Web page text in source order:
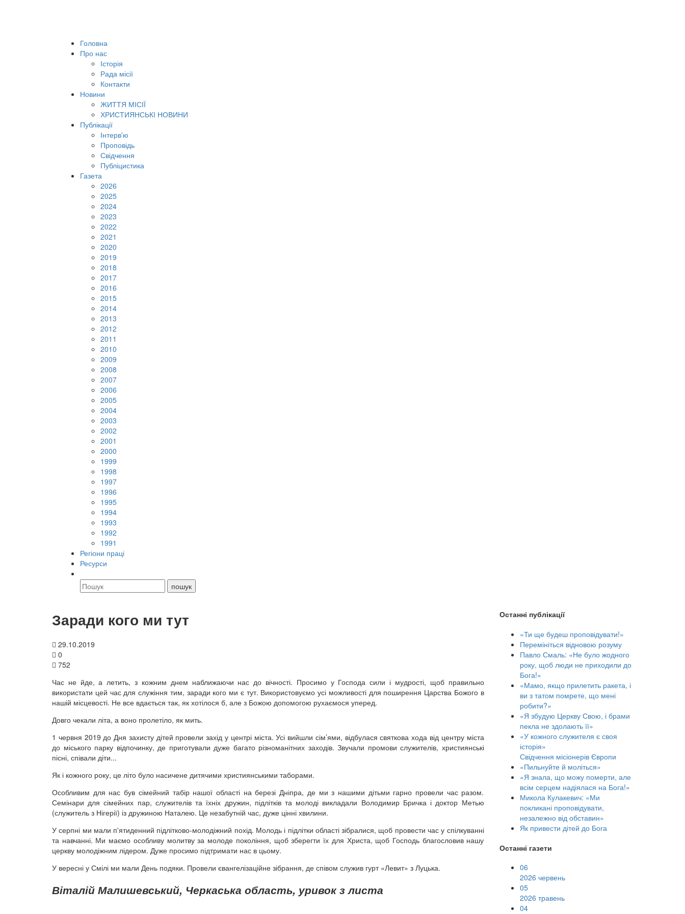
Головна
Про нас
Історія
Рада місії
Контакти
Новини
ЖИТТЯ МІСІЇ
ХРИСТИЯНСЬКІ НОВИНИ
Публікації
Інтерв'ю
Проповідь
Свідчення
Публіцистика
Газета
2026
2025
2024
2023
2022
2021
2020
2019
2018
2017
2016
2015
2014
2013
2012
2011
2010
2009
2008
2007
2006
2005
2004
2003
2002
2001
2000
1999
1998
1997
1996
1995
1994
1993
1992
1991
Регіони праці
Ресурси
Заради кого ми тут
29.10.2019
0
752
Час не йде, а летить, з кожним днем наближаючи нас до вічності. Просимо у Господа сили і мудрості, щоб правильно
використати цей час для служіння тим, заради кого ми є тут. Використовуємо усі можливості для поширення Царства Божого в
нашій місцевості. Не все вдається так, як хотілося б, але з Божою допомогою рухаємося уперед.
Довго чекали літа, а воно пролетіло, як мить.
1 червня 2019 до Дня захисту дітей провели захід у центрі міста. Усі вийшли сім’ями, відбулася святкова хода від центру міста
до міського парку відпочинку, де приготували дуже багато різноманітних заходів. Звучали промови служителів, християнські
пісні, співали діти...
Як і кожного року, це літо було насичене дитячими християнськими таборами.
Особливим для нас був сімейний табір нашої області на березі Дніпра, де ми з нашими дітьми гарно провели час разом.
Семінари для сімейних пар, служителів та їхніх дружин, підлітків та молоді викладали Володимир Бричка і доктор Метью
(служитель з Нігерії) із дружиною Наталею. Це незабутній час, дуже цінні хвилини.
У серпні ми мали п'ятиденний підлітково-молодіжний похід. Молодь і підлітки області зібралися, щоб провести час у спілкуванні
та навчанні. Ми маємо особливу молитву за молоде покоління, щоб зберегти їх для Христа, щоб Господь благословив нашу
церкву молодіжним лідером. Дуже просимо підтримати нас в цьому.
У вересні у Смілі ми мали День подяки. Провели євангелізаційне зібрання, де співом служив гурт «Левит» з Луцька.
Віталій Малишевський, Черкаська область, уривок з листа
Останні публікації
«Ти ще будеш проповідувати!»
Перемініться відновою розуму
Павло Смаль: «Не було жодного
року, щоб люди не приходили до
Бога!»
«Мамо, якщо прилетить ракета, і
ви з татом помрете, що мені
робити?»
«Я збудую Церкву Свою, і брами
пекла не здолають її»
«У кожного служителя є своя
історія»
Свідчення місіонерів Європи
«Пильнуйте й моліться»
«Я знала, що можу померти, але
всім серцем надіялася на Бога!»
Микола Кулакевич: «Ми
покликані проповідувати,
незалежно від обставин»
Як привести дітей до Бога
Останні газети
06
2026 червень
05
2026 травень
04